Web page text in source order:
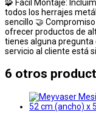
🧩 Fácil Montaje:
todos los herrajes
sencillo 🤝
ofrecer productos de
tienes alguna pregunta
servicio al cliente está
6 otros